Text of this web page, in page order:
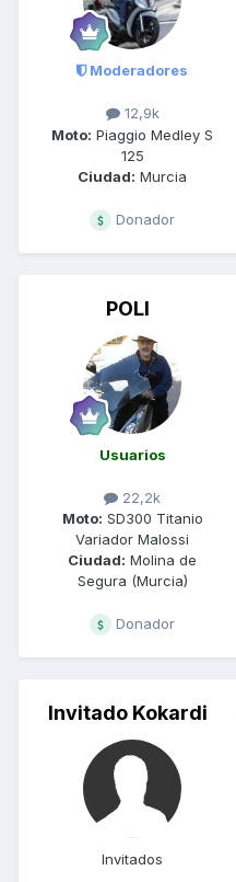
Moderadores
12,9k
Moto: Piaggio Medley S
125
Ciudad: Murcia
Donador
POLI
Usuarios
22,2k
Moto: SD300 Titanio
Variador Malossi
Ciudad: Molina de
Segura (Murcia)
Donador
Invitado Kokardi
Invitados